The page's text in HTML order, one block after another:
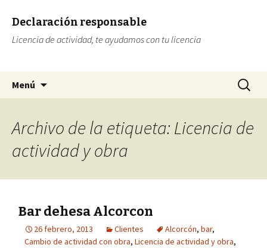
Declaración responsable
Licencia de actividad, te ayudamos con tu licencia
Menú Buscar:
Archivo de la etiqueta: Licencia de
actividad y obra
Bar dehesa Alcorcon
26 febrero, 2013 Clientes Alcorcón, bar,
Cambio de actividad con obra, Licencia de actividad y obra,